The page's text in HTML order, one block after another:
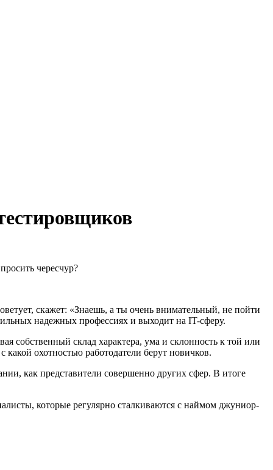
чересчур?
скажет: «Знаешь, а ты очень внимательный, не пойти
надежных профессиях и выходит на IT-сферу.
собственный склад характера, ума и склонность к той или
охотностью работодатели берут новичков.
как представители совершенно других сфер. В итоге
которые регулярно сталкиваются с наймом джуниор-